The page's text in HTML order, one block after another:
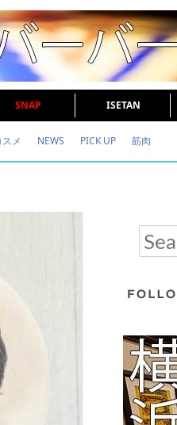
SNAP ISETAN
メ NEWS PICK UP 筋肉